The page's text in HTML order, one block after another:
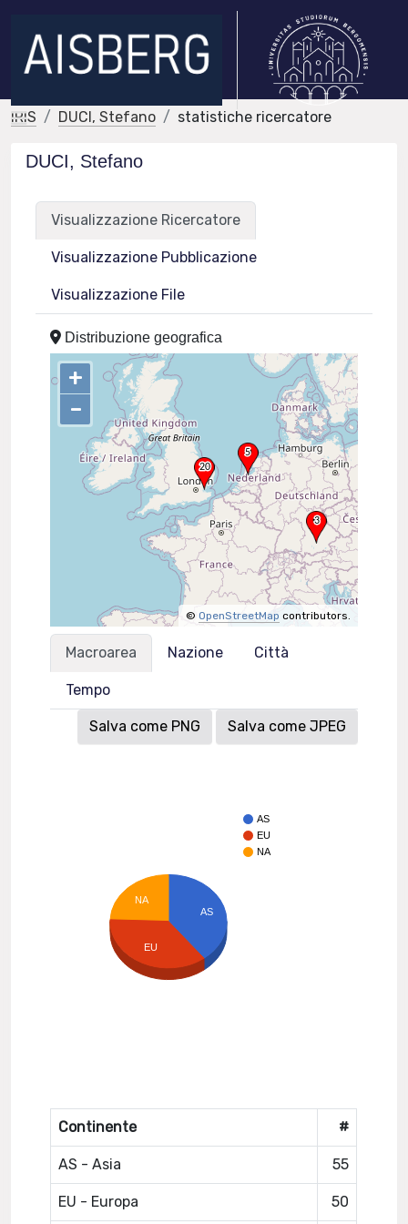
IRIS DUCI, Stefano statistiche ricercatore
DUCI, Stefano
Visualizzazione Ricercatore
Visualizzazione Pubblicazione
Visualizzazione File
Distribuzione geografica
+
–
© OpenStreetMap contributors.
Macroarea Nazione Città
Tempo
Salva come PNG Salva come JPEG
AS
EU
NA
AS
NA
EU
Continente #
AS - Asia 55
EU - Europa 50